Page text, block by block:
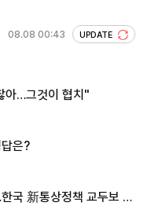
08.08 00:43 UPDATE
아…그것이 협치"
은?
국 新통상정책 교두보 활